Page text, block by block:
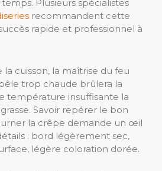
Plusieurs spécialistes
recommandent cette
rapide et professionnel à
cuisson, la maîtrise du feu
trop chaude brûlera la
température insuffisante la
Savoir repérer le bon
la crêpe demande un œil
: bord légèrement sec,
légère coloration dorée.